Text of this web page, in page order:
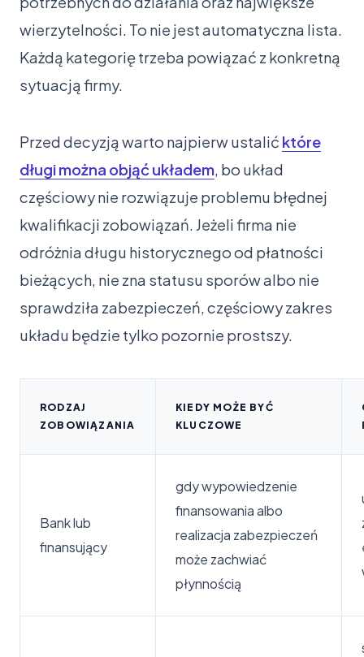
wierzytelności. To nie jest automatyczna lista.
Każdą kategorię trzeba powiązać z konkretną
sytuacją firmy.
Przed decyzją warto najpierw ustalić które
długi można objąć układem, bo układ
częściowy nie rozwiązuje problemu błędnej
kwalifikacji zobowiązań. Jeżeli firma nie
odróżnia długu historycznego od płatności
bieżących, nie zna statusu sporów albo nie
sprawdziła zabezpieczeń, częściowy zakres
układu będzie tylko pozornie prostszy.
RODZAJ
ZOBOWIĄZANIA
KIEDY MOŻE BYĆ
KLUCZOWE
Bank lub
finansujący
gdy wypowiedzenie
finansowania albo
realizacja zabezpieczeń
może zachwiać
płynnością